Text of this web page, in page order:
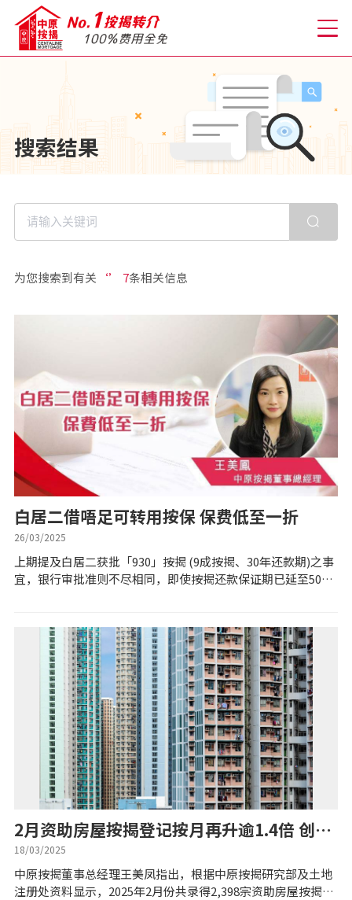
关于我们
格到至抵按揭
人才房贷・开户优惠
优惠礼遇
新盘优越按揭优惠
中原按揭标签优惠
推荐齐齐友赏
按揭工具
转按计算
置业预算
供款年期计算
工商铺按揭计算
印花税计算
搜索结果
为您搜索到有关 ‘’ 7条相关信息
白居二借唔足可转用按保 保费低至一折
26/03/2025
上期提及白居二获批「930」按揭 (9成按揭、30年还款期)之事
宜，银行审批准则不尽相同，即使按揭还款保证期已延至50
2月资助房屋按揭登记按月再升逾1.4倍 创20
个月新高
18/03/2025
中原按揭董事总经理王美凤指出，根据中原按揭研究部及土地
注册处资料显示，2025年2月份共录得2,398宗资助房屋按揭登